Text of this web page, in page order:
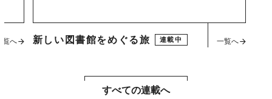
新しい図書館をめぐる旅 連載中 一覧へ
覧へ
すべての連載へ